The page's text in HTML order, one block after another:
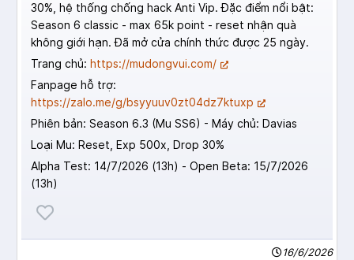
30%, hệ thống chống hack Anti Vip. Đặc điểm nổi bật:
Season 6 classic - max 65k point - reset nhận quà
không giới hạn. Đã mở cửa chính thức được 25 ngày.
Trang chủ: https://mudongvui.com/
Fanpage hỗ trợ:
https://zalo.me/g/bsyyuuv0zt04dz7ktuxp
Phiên bản: Season 6.3 (Mu SS6) - Máy chủ: Davias
Loại Mu: Reset, Exp 500x, Drop 30%
Alpha Test: 14/7/2026 (13h) - Open Beta: 15/7/2026
(13h)
16/6/2026